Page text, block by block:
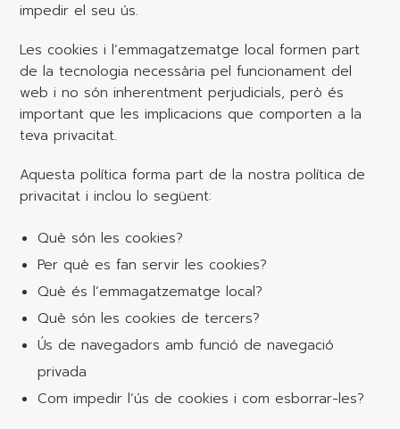
impedir el seu ús.
Les cookies i l’emmagatzematge local formen part
de la tecnologia necessària pel funcionament del
web i no són inherentment perjudicials, però és
important que les implicacions que comporten a la
teva privacitat.
Aquesta política forma part de la nostra política de
privacitat i inclou lo següent:
Què són les cookies?
Per què es fan servir les cookies?
Què és l’emmagatzematge local?
Què són les cookies de tercers?
Ús de navegadors amb funció de navegació
privada
Com impedir l’ús de cookies i com esborrar-les?